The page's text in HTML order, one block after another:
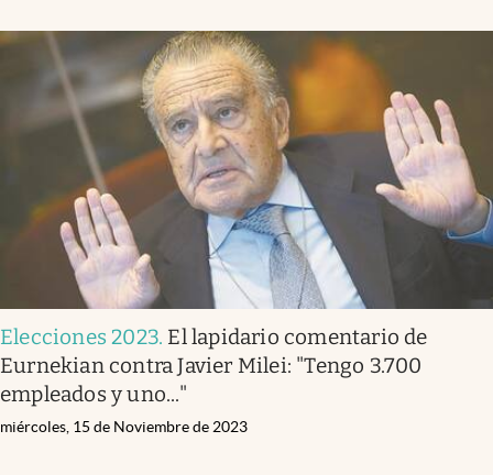
Elecciones 2023. El lapidario comentario de
Eurnekian contra Javier Milei: "Tengo 3.700
empleados y uno..."
miércoles, 15 de Noviembre de 2023